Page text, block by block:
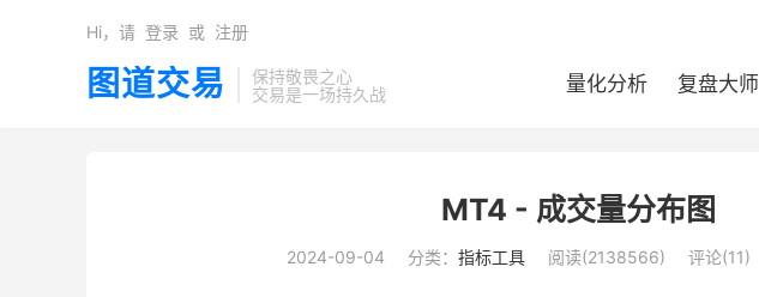
图道交易
保持敬畏之心
交易是一场持久战
量化分析 复盘大师
Hi，请 登录 或 注册
MT4 - 成交量分布图
2024-09-04 分类： 指标工具 阅读(2138566) 评论(11)